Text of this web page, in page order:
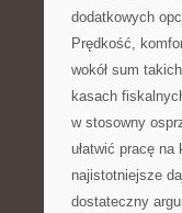
dodatkowych
Prędkość,
wokół sum
kasach
w stosowny
ułatwić pracę
najistotniejsze
dostateczny